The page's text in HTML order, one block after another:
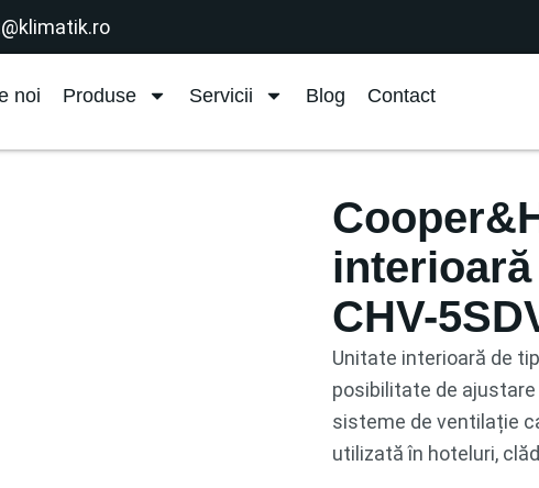
noi Produse Servicii Blog Contact
CHV-
Unitate interioară de
posibilitate de
sisteme de ventilație
utilizată în hoteluri,